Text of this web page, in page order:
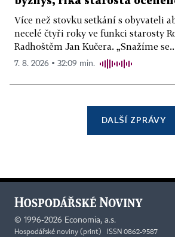
Více než stovku setkání s obyvateli
necelé čtyři roky ve funkci starosty
Radhoštěm Jan Kučera. „Snažíme
7. 8. 2026 ▪ 32:09 min.
DALŠÍ ZPRÁVY
© 1996-2026 Economia, a.s.
Hospodářské noviny (print) ISSN 0862-9587